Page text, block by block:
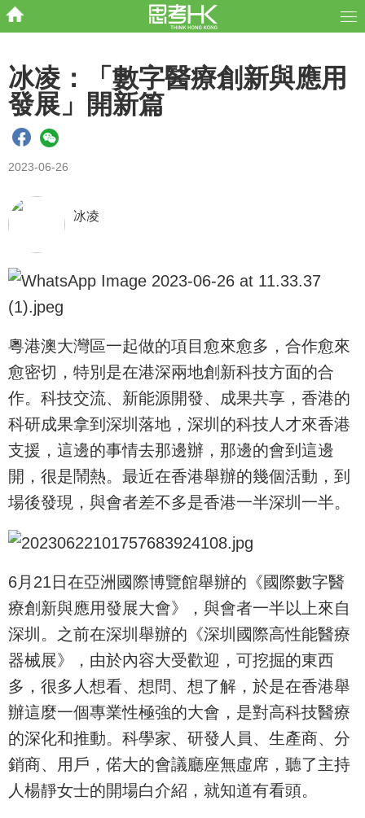
冰凌：「數字醫療創新與應用
發展」開新篇
2023-06-26
冰凌
粵港澳大灣區一起做的項目愈來愈多，合作愈來
愈密切，特別是在港深兩地創新科技方面的合
作。科技交流、新能源開發、成果共享，香港的
科研成果拿到深圳落地，深圳的科技人才來香港
支援，這邊的事情去那邊辦，那邊的會到這邊
開，很是鬧熱。最近在香港舉辦的幾個活動，到
場後發現，與會者差不多是香港一半深圳一半。
6月21日在亞洲國際博覽館舉辦的《國際數字醫
療創新與應用發展大會》，與會者一半以上來自
深圳。之前在深圳舉辦的《深圳國際高性能醫療
器械展》，由於內容大受歡迎，可挖掘的東西
多，很多人想看、想問、想了解，於是在香港舉
辦這麼一個專業性極強的大會，是對高科技醫療
的深化和推動。科學家、研發人員、生產商、分
銷商、用戶，偌大的會議廳座無虛席，聽了主持
人楊靜女士的開場白介紹，就知道有看頭。